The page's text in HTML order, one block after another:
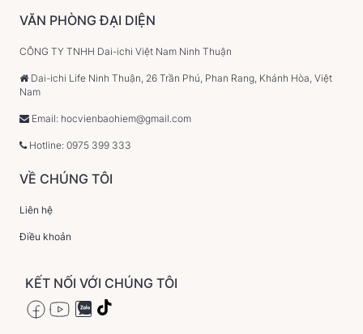
VĂN PHÒNG ĐẠI DIỆN
CÔNG TY TNHH Dai-ichi Việt Nam Ninh Thuận
Dai-ichi Life Ninh Thuận, 26 Trần Phú, Phan Rang, Khánh Hòa, Việt
Nam
Email: hocvienbaohiem@gmail.com
Hotline: 0975 399 333
VỀ CHÚNG TÔI
Liên hệ
Điều khoản
KẾT NỐI VỚI CHÚNG TÔI